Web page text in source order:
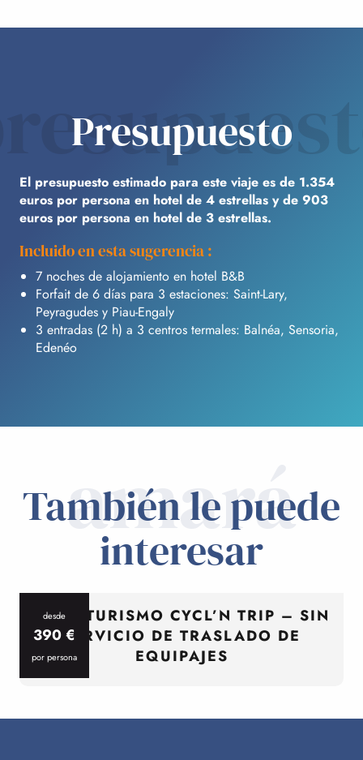
Presupuesto
El presupuesto estimado para este viaje es de 1.354
euros por persona en hotel de 4 estrellas y de 903
euros por persona en hotel de 3 estrellas.
Incluido en esta sugerencia :
7 noches de alojamiento en hotel B&B
Forfait de 6 días para 3 estaciones: Saint-Lary,
Peyragudes y Piau-Engaly
3 entradas (2 h) a 3 centros termales: Balnéa, Sensoria,
Edenéo
amará
También le puede
interesar
desde
390€
por persona
CICLOTURISMO CYCL’N TRIP – SIN
SERVICIO DE TRASLADO DE
EQUIPAJES